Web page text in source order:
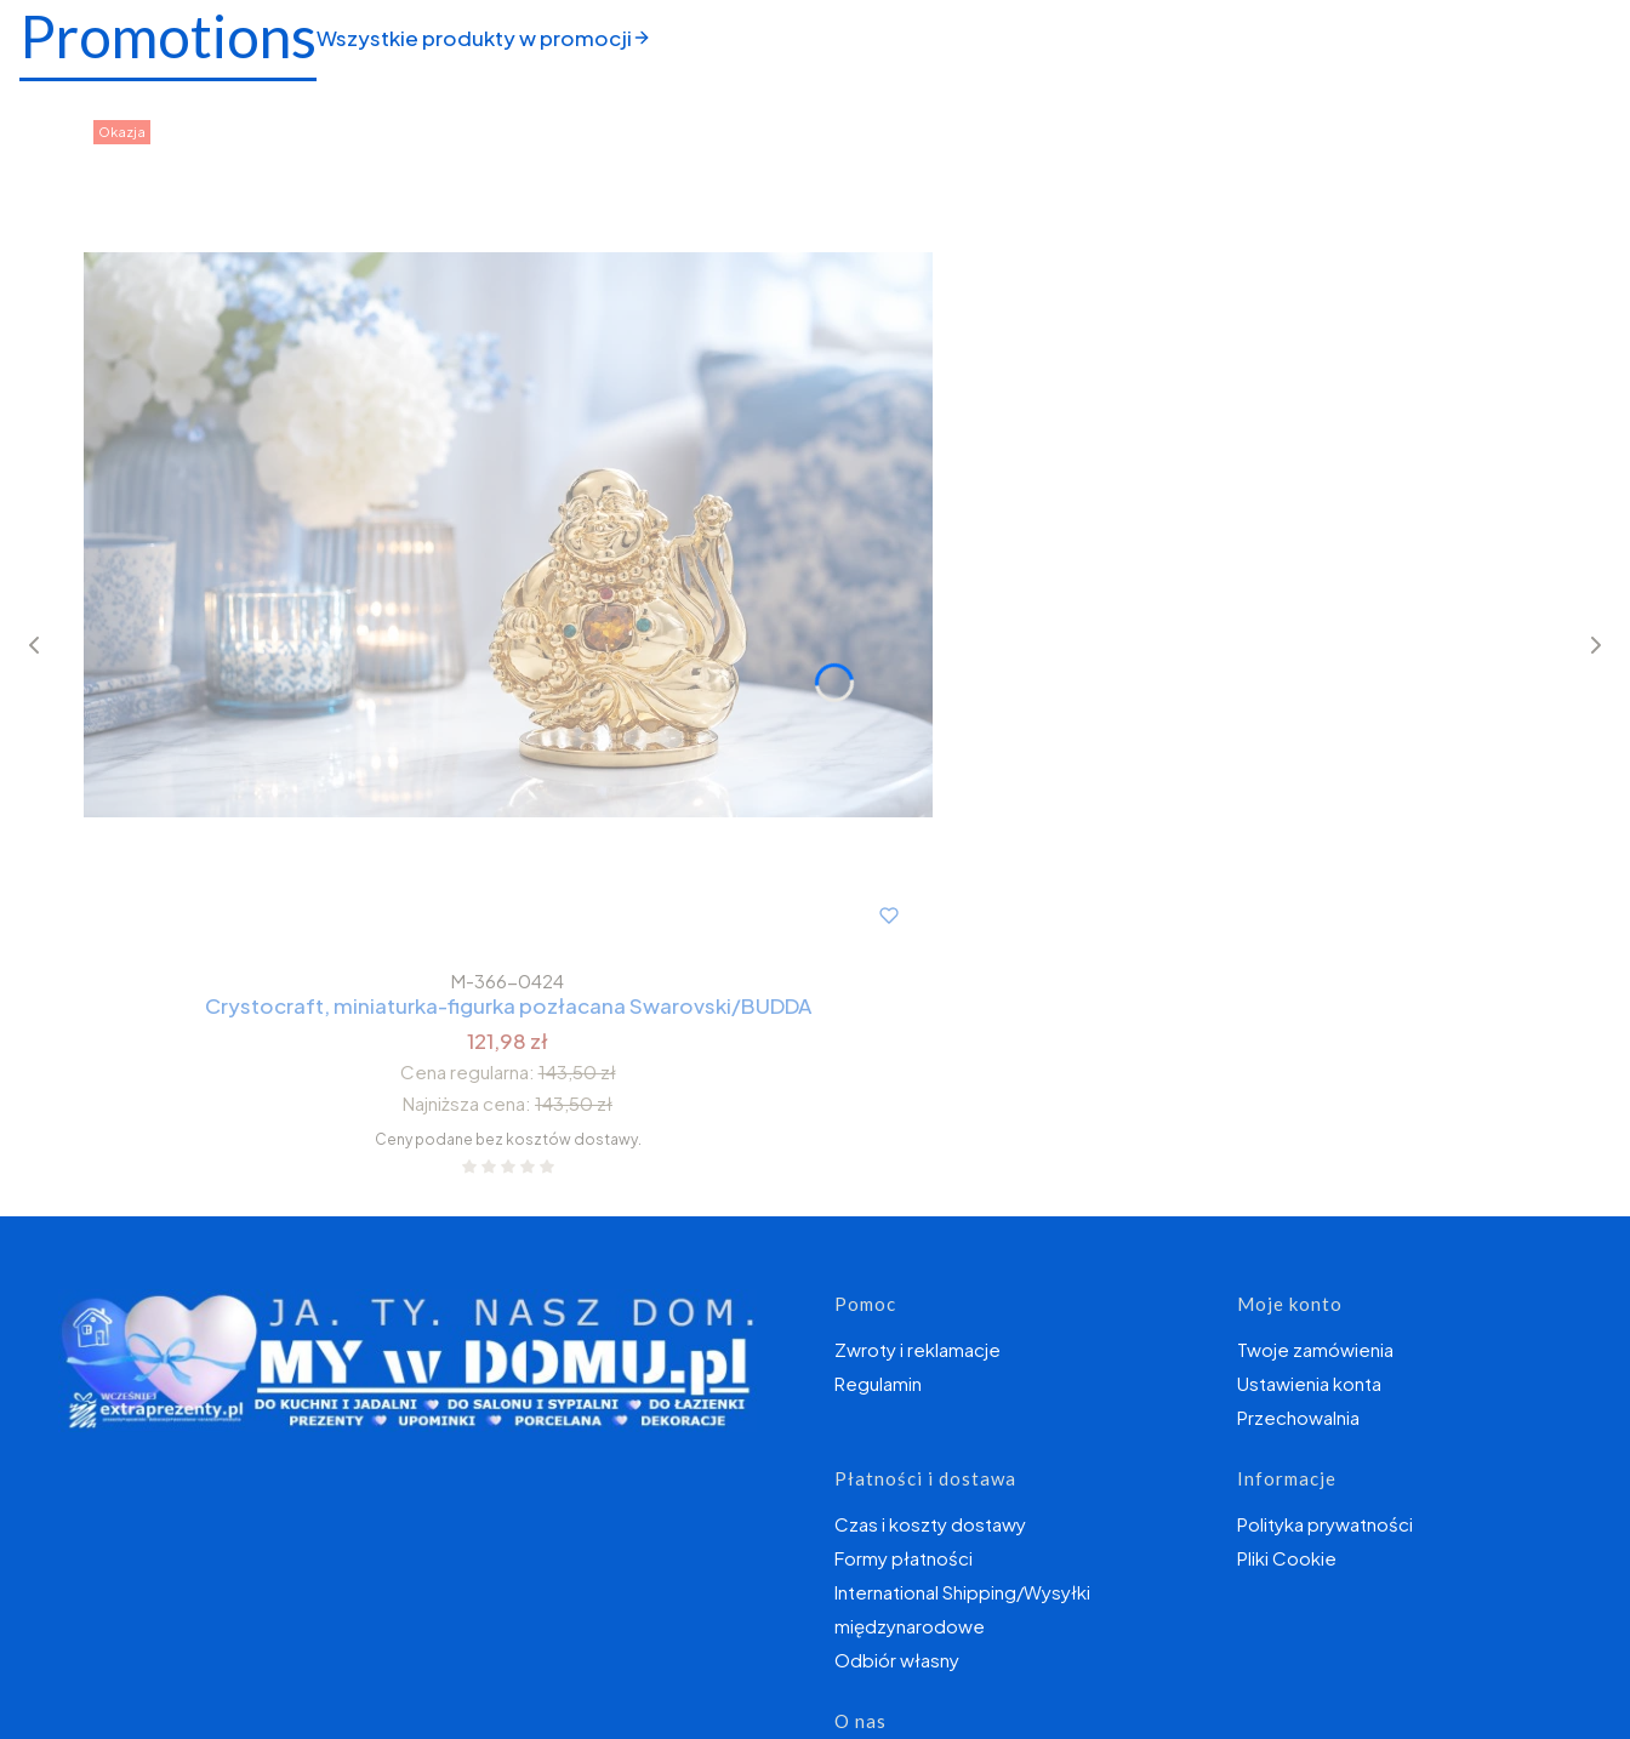
PromotionsWszystkie produkty w promocji
Okazja
M-366-0424
Crystocraft, miniaturka-figurka pozłacana Swarovski/BUDDA
121,98 zł
Cena regularna: 143,50 zł
Najniższa cena: 143,50 zł
Ceny podane bez kosztów dostawy.
Linki w stopce
Pomoc
Zwroty i reklamacje
Regulamin
Moje konto
Twoje zamówienia
Ustawienia konta
Przechowalnia
Płatności i dostawa
Czas i koszty dostawy
Formy płatności
International Shipping/Wysyłki
międzynarodowe
Odbiór własny
Informacje
Polityka prywatności
Pliki Cookie
O nas